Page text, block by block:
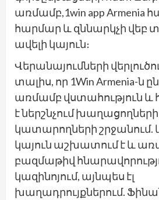
առմամբ,1win app Armenia
հարմար և զննարկչի վեբ
ավելի կայուն։
Վերանայումների
տալիս, որ 1Win Armenia-ն
առմամբ վստահություն և
է ներշնչում
կատարողների շրջանում.
կայուն աշխատում է և
բազմաթիվ
կազինոյում, այնպես էլ
խաղադրույքներում.